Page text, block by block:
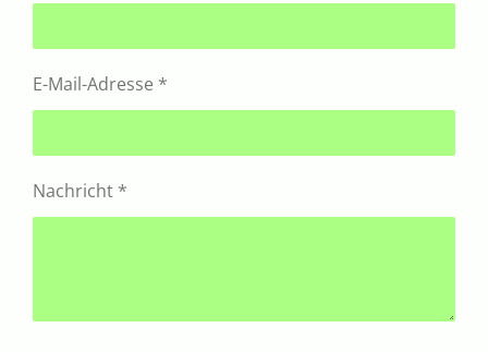
E-Mail-Adresse *
Nachricht *